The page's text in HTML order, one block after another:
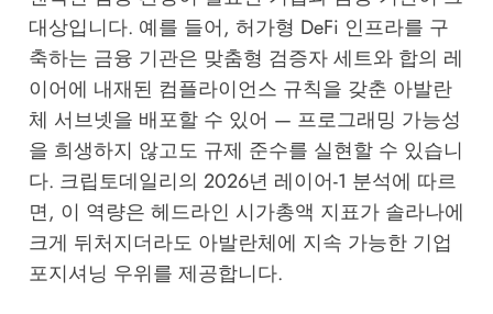
대상입니다. 예를 들어, 허가형 DeFi 인프라를 구
축하는 금융 기관은 맞춤형 검증자 세트와 합의 레
이어에 내재된 컴플라이언스 규칙을 갖춘 아발란
체 서브넷을 배포할 수 있어 — 프로그래밍 가능성
을 희생하지 않고도 규제 준수를 실현할 수 있습니
다. 크립토데일리의 2026년 레이어-1 분석에 따르
면, 이 역량은 헤드라인 시가총액 지표가 솔라나에
크게 뒤처지더라도 아발란체에 지속 가능한 기업
포지셔닝 우위를 제공합니다.